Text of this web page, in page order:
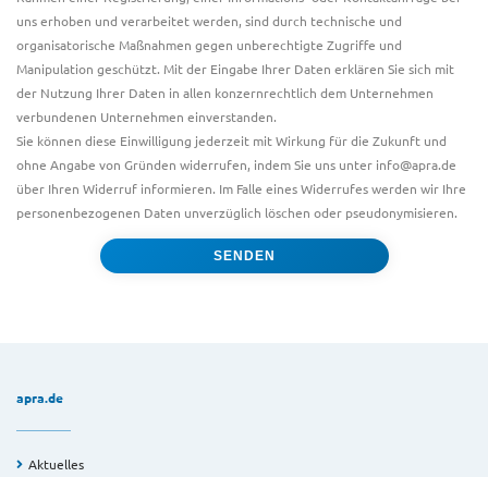
uns erhoben und verarbeitet werden, sind durch technische und
organisatorische Maßnahmen gegen unberechtigte Zugriffe und
Manipulation geschützt. Mit der Eingabe Ihrer Daten erklären Sie sich mit
der Nutzung Ihrer Daten in allen konzernrechtlich dem Unternehmen
verbundenen Unternehmen einverstanden.
Sie können diese Einwilligung jederzeit mit Wirkung für die Zukunft und
ohne Angabe von Gründen widerrufen, indem Sie uns unter info@apra.de
über Ihren Widerruf informieren. Im Falle eines Widerrufes werden wir Ihre
personenbezogenen Daten unverzüglich löschen oder pseudonymisieren.
apra.de
Aktuelles